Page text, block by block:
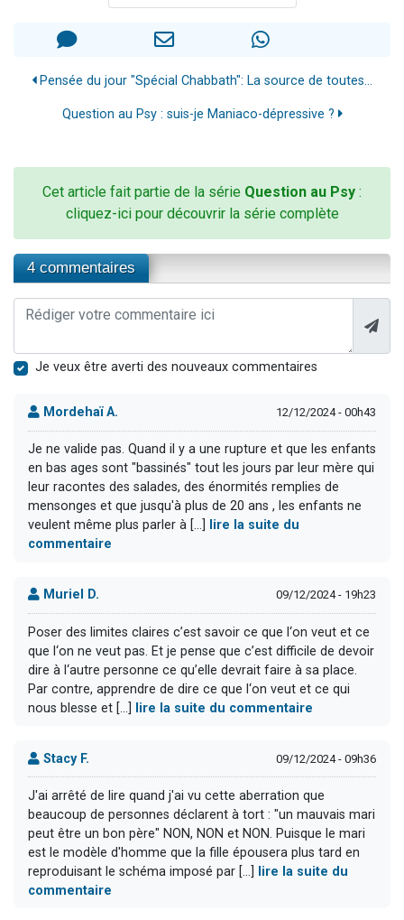
Pensée du jour "Spécial Chabbath": La source de toutes...
Question au Psy : suis-je Maniaco-dépressive ?
Cet article fait partie de la série Question au Psy :
cliquez-ici pour découvrir la série complète
4 commentaires
Je veux être averti des nouveaux commentaires
Mordehaï A. 12/12/2024 - 00h43
Je ne valide pas. Quand il y a une rupture et que les enfants
en bas ages sont "bassinés" tout les jours par leur mère qui
leur racontes des salades, des énormités remplies de
mensonges et que jusqu'à plus de 20 ans , les enfants ne
veulent même plus parler à [...]
lire la suite du
commentaire
Muriel D. 09/12/2024 - 19h23
Poser des limites claires c’est savoir ce que l‘on veut et ce
que l‘on ne veut pas. Et je pense que c’est difficile de devoir
dire à l‘autre personne ce qu’elle devrait faire à sa place.
Par contre, apprendre de dire ce que l‘on veut et ce qui
nous blesse et [...]
lire la suite du commentaire
Stacy F. 09/12/2024 - 09h36
J'ai arrêté de lire quand j'ai vu cette aberration que
beaucoup de personnes déclarent à tort : "un mauvais mari
peut être un bon père" NON, NON et NON. Puisque le mari
est le modèle d'homme que la fille épousera plus tard en
reproduisant le schéma imposé par [...]
lire la suite du
commentaire